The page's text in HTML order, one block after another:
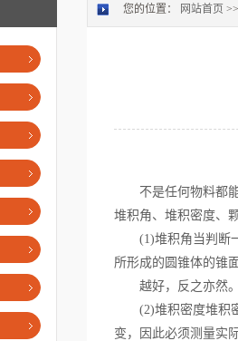
您的位置： 网站首页
不是任何物料都
堆积角、堆积密度、
(1)堆积角当判断一
所形成的圆锥体的锥
越好，反之亦然。
(2)堆积密度堆积密
变，因此必须测量实